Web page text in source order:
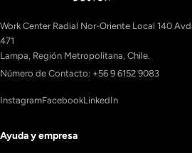
Work Center Radial Nor-Oriente Local 140
471
Lampa, Región Metropolitana, Chile.
Número de Contacto: +56 9 6152 9083
InstagramFacebookLinkedIn
Ayuda y empresa